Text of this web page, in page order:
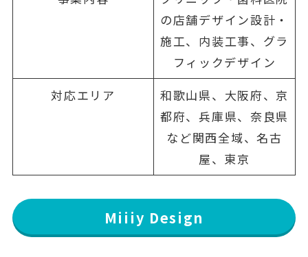
の店舗デザイン設計・
施工、内装工事、グラ
フィックデザイン
対応エリア
和歌山県、大阪府、京
都府、兵庫県、奈良県
など関西全域、名古
屋、東京
Miiiy Design